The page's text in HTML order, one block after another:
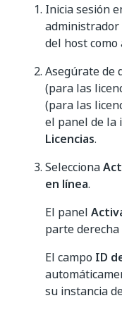
Inicia sesión
administrador
del host
Asegúrate de
(para las
(para las
el panel de la
Licencias.
Selecciona
en línea.
El panel
parte
El campo ID
su instancia